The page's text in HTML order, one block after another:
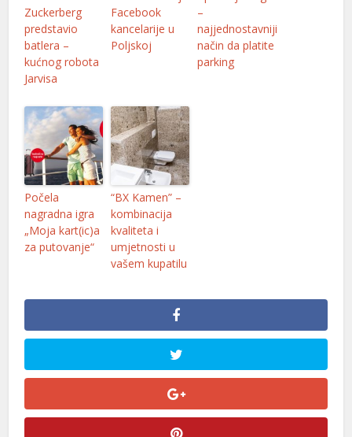
Zuckerberg
predstavio
batlera –
kućnog robota
Jarvisa
Facebook
kancelarije u
Poljskoj
–
najjednostavniji
način da platite
parking
Počela
nagradna igra
„Moja kart(ic)a
za putovanje“
“BX Kamen” –
kombinacija
kvaliteta i
umjetnosti u
vašem kupatilu